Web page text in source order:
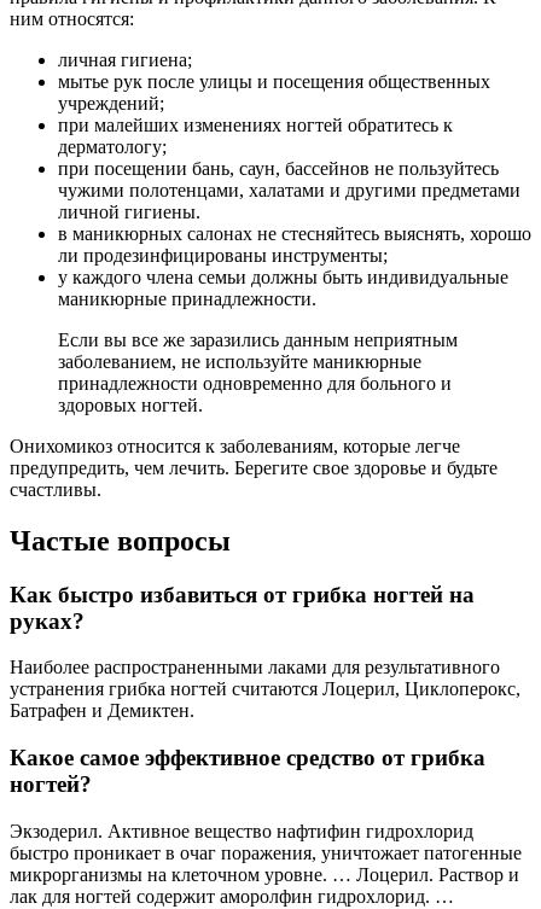
ним относятся:
личная гигиена;
мытье рук после улицы и посещения общественных
учреждений;
при малейших изменениях ногтей обратитесь к
дерматологу;
при посещении бань, саун, бассейнов не пользуйтесь
чужими полотенцами, халатами и другими предметами
личной гигиены.
в маникюрных салонах не стесняйтесь выяснять, хорошо
ли продезинфицированы инструменты;
у каждого члена семьи должны быть индивидуальные
маникюрные принадлежности.
Если вы все же заразились данным неприятным
заболеванием, не используйте маникюрные
принадлежности одновременно для больного и
здоровых ногтей.
Онихомикоз относится к заболеваниям, которые легче
предупредить, чем лечить. Берегите свое здоровье и будьте
счастливы.
Частые вопросы
Как быстро избавиться от грибка ногтей на
руках?
Наиболее распространенными лаками для результативного
устранения грибка ногтей считаются Лоцерил, Циклоперокс,
Батрафен и Демиктен.
Какое самое эффективное средство от грибка
ногтей?
Экзодерил. Активное вещество нафтифин гидрохлорид
быстро проникает в очаг поражения, уничтожает патогенные
микрорганизмы на клеточном уровне. … Лоцерил. Раствор и
лак для ногтей содержит аморолфин гидрохлорид. …